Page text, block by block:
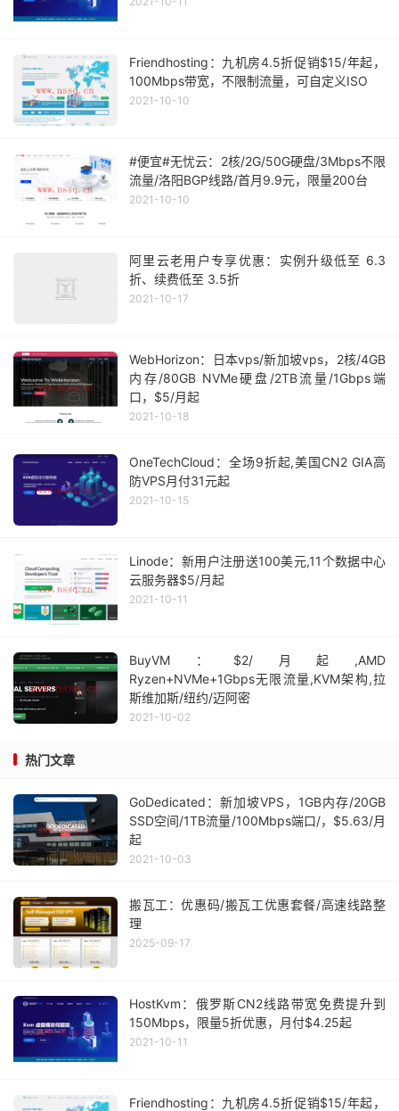
Friendhosting：九机房4.5折促销$15/年起，
100Mbps带宽，不限制流量，可自定义ISO
2021-10-10
#便宜#无忧云：2核/2G/50G硬盘/3Mbps不限
流量/洛阳BGP线路/首月9.9元，限量200台
2021-10-10
阿里云老用户专享优惠：实例升级低至 6.3
折、续费低至 3.5折
2021-10-17
WebHorizon：日本vps/新加坡vps，2核/4GB
内存/80GB NVMe硬盘/2TB流量/1Gbps端
口，$5/月起
2021-10-18
OneTechCloud：全场9折起,美国CN2 GIA高
防VPS月付31元起
2021-10-15
Linode：新用户注册送100美元,11个数据中心
云服务器$5/月起
2021-10-11
BuyVM：$2/月起,AMD
Ryzen+NVMe+1Gbps无限流量,KVM架构,拉
斯维加斯/纽约/迈阿密
2021-10-02
热门文章
GoDedicated：新加坡VPS，1GB内存/20GB
SSD空间/1TB流量/100Mbps端口/，$5.63/月
起
2021-10-03
搬瓦工：优惠码/搬瓦工优惠套餐/高速线路整
理
2025-09-17
HostKvm：俄罗斯CN2线路带宽免费提升到
150Mbps，限量5折优惠，月付$4.25起
2021-10-11
Friendhosting：九机房4.5折促销$15/年起，